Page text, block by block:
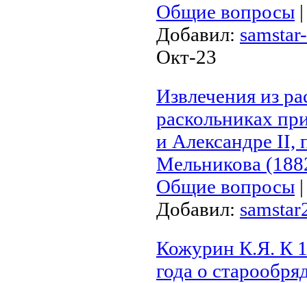
Общие вопросы
Добавил:
Окт-23
Извлечения из
раскольниках
и Александре II,
Мельникова
Общие вопросы
Добавил:
Кожурин К.Я. К
года о